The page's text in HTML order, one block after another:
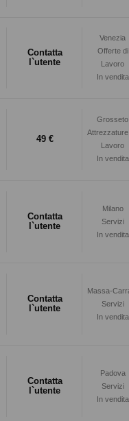
Contatta
l`utente
Venezia
Offerte di
Lavoro
In vendita
49 €
Grosseto
Attrezzature
Lavoro
In vendita
Contatta
l`utente
Milano
Servizi
In vendita
Contatta
l`utente
Massa-
Servizi
In vendita
Contatta
l`utente
Padova
Servizi
In vendita